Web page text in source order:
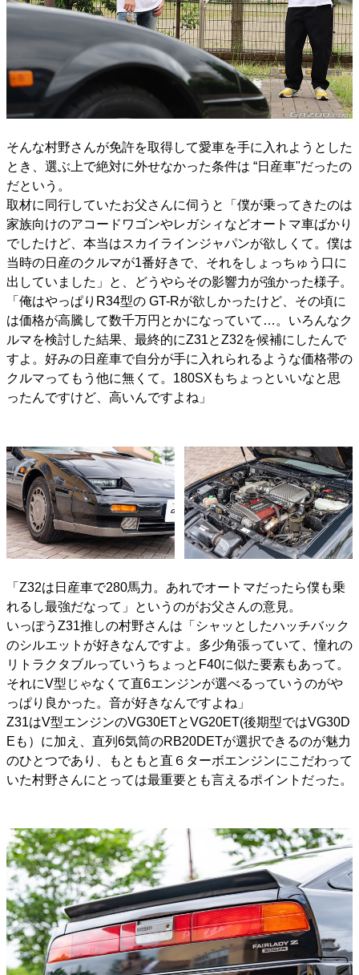
そんな村野さんが免許を取得して愛車を手に入れようとした
とき、選ぶ上で絶対に外せなかった条件は “日産車"だったの
だという。
取材に同行していたお父さんに伺うと「僕が乗ってきたのは
家族向けのアコードワゴンやレガシィなどオートマ車ばかり
でしたけど、本当はスカイラインジャパンが欲しくて。僕は
当時の日産のクルマが1番好きで、それをしょっちゅう口に
出していました」と、どうやらその影響力が強かった様子。
「俺はやっぱりR34型の GT-Rが欲しかったけど、その頃に
は価格が高騰して数千万円とかになっていて…。いろんなク
ルマを検討した結果、最終的にZ31とZ32を候補にしたんで
すよ。好みの日産車で自分が手に入れられるような価格帯の
クルマってもう他に無くて。180SXもちょっといいなと思
ったんですけど、高いんですよね」
「Z32は日産車で280馬力。あれでオートマだったら僕も乗
れるし最強だなって」というのがお父さんの意見。
いっぽうZ31推しの村野さんは「シャッとしたハッチバック
のシルエットが好きなんですよ。多少角張っていて、憧れの
リトラクタブルっていうちょっとF40に似た要素もあって。
それにV型じゃなくて直6エンジンが選べるっていうのがや
っぱり良かった。音が好きなんですよね」
Z31はV型エンジンのVG30ETとVG20ET(後期型ではVG30D
Eも）に加え、直列6気筒のRB20DETが選択できるのが魅力
のひとつであり、もともと直６ターボエンジンにこだわって
いた村野さんにとっては最重要とも言えるポイントだった。